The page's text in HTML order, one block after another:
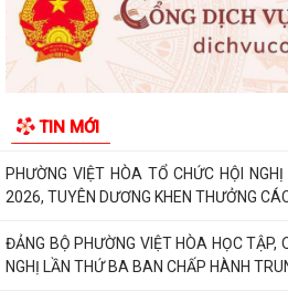
TIN MỚI
Phường Việt Hòa bế mạc Lớp bồi
ninh đối tượng 4 năm 2026.
Bản, Đợt II/2026.
PHƯỜNG VIỆT HÒA TỔ CHỨC HỘI
2026, TUYÊN DƯƠNG KHEN THƯỞNG CÁC
ĐẢNG BỘ PHƯỜNG VIỆT HÒA HỌC TẬP,
NGHỊ LẦN THỨ BA BAN CHẤP HÀNH